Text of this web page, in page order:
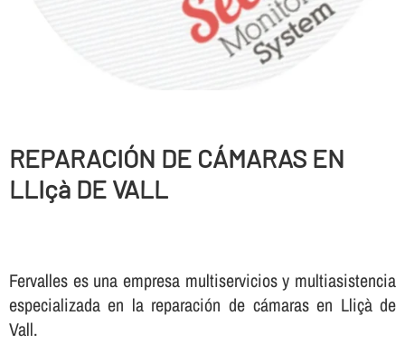
REPARACIÓN DE CÁMARAS EN
LLIçà DE VALL
Fervalles es una empresa multiservicios y multiasistencia
especializada en la reparación de cámaras en Lliçà de
Vall.